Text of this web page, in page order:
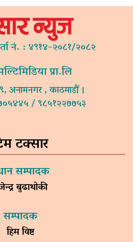
नं. : ४९१४-२०८१/२०८२
प्रा.लि
अनामनगर , काठमाडौं ।
/ ९८५१२२७७५३
टक्सार
सम्पादक
बुढाथोकी
सम्पादक
हिम विष्ट